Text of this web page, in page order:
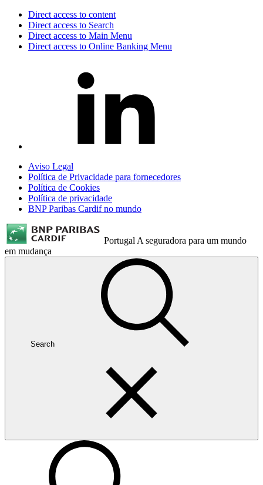
Direct access to content
Direct access to Search
Direct access to Main Menu
Direct access to Online Banking Menu
Aviso Legal
Política de Privacidade para fornecedores
Política de Cookies
Política de privacidade
BNP Paribas Cardif no mundo
Portugal A seguradora para um mundo
em mudança
Search